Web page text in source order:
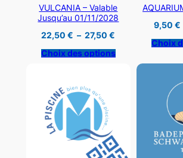
VULCANIA – Valable
Jusqu’au 01/11/2028
22,50€ – 27,50€
prix :
22,50 €
Choix des options
9,50€
Choix